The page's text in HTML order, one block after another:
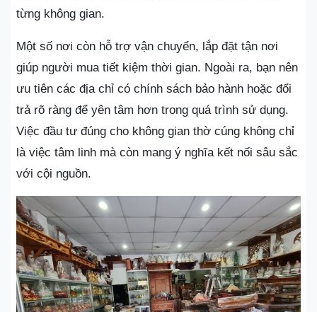
từng không gian.
Một số nơi còn hỗ trợ vận chuyển, lắp đặt tận nơi
giúp người mua tiết kiệm thời gian. Ngoài ra, bạn nên
ưu tiên các địa chỉ có chính sách bảo hành hoặc đổi
trả rõ ràng để yên tâm hơn trong quá trình sử dụng.
Việc đầu tư đúng cho không gian thờ cúng không chỉ
là việc tâm linh mà còn mang ý nghĩa kết nối sâu sắc
với cội nguồn.